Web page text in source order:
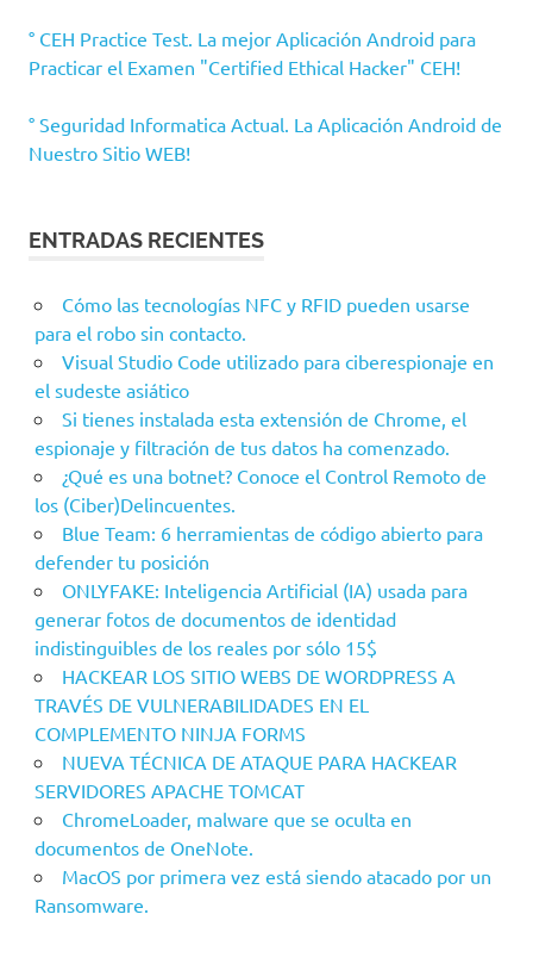
° CEH Practice Test. La mejor Aplicación Android para
Practicar el Examen "Certified Ethical Hacker" CEH!
° Seguridad Informatica Actual. La Aplicación Android de
Nuestro Sitio WEB!
ENTRADAS RECIENTES
Cómo las tecnologías NFC y RFID pueden usarse
para el robo sin contacto.
Visual Studio Code utilizado para ciberespionaje en
el sudeste asiático
Si tienes instalada esta extensión de Chrome, el
espionaje y filtración de tus datos ha comenzado.
¿Qué es una botnet? Conoce el Control Remoto de
los (Ciber)Delincuentes.
Blue Team: 6 herramientas de código abierto para
defender tu posición
ONLYFAKE: Inteligencia Artificial (IA) usada para
generar fotos de documentos de identidad
indistinguibles de los reales por sólo 15$
HACKEAR LOS SITIO WEBS DE WORDPRESS A
TRAVÉS DE VULNERABILIDADES EN EL
COMPLEMENTO NINJA FORMS
NUEVA TÉCNICA DE ATAQUE PARA HACKEAR
SERVIDORES APACHE TOMCAT
ChromeLoader, malware que se oculta en
documentos de OneNote.
MacOS por primera vez está siendo atacado por un
Ransomware.